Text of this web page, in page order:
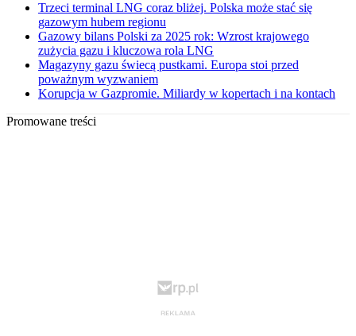
Trzeci terminal LNG coraz bliżej. Polska może stać się
gazowym hubem regionu
Gazowy bilans Polski za 2025 rok: Wzrost krajowego
zużycia gazu i kluczowa rola LNG
Magazyny gazu świecą pustkami. Europa stoi przed
poważnym wyzwaniem
Korupcja w Gazpromie. Miliardy w kopertach i na kontach
Promowane treści